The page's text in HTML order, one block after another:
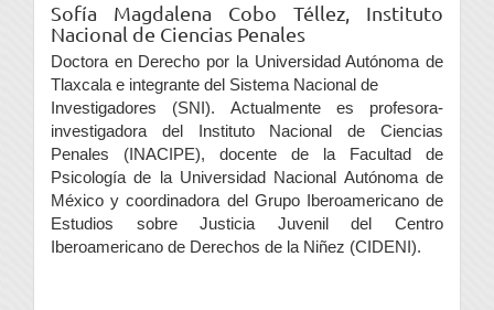
Sofía Magdalena Cobo Téllez, Instituto
Nacional de Ciencias Penales
Doctora en Derecho por la Universidad Autónoma de
Tlaxcala e integrante del Sistema Nacional de
Investigadores (SNI). Actualmente es profesora-
investigadora del Instituto Nacional de Ciencias
Penales (INACIPE), docente de la Facultad de
Psicología de la Universidad Nacional Autónoma de
México y coordinadora del Grupo Iberoamericano de
Estudios sobre Justicia Juvenil del Centro
Iberoamericano de Derechos de la Niñez (CIDENI).